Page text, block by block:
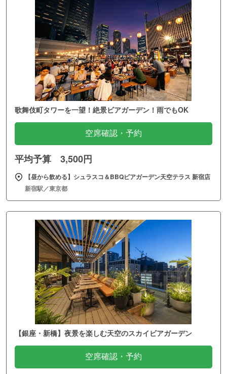
歌舞伎町タワーを一望！絶景ビアガーデン！雨でもOK
空席確認・予約
平均予算 3,500円
【昼から飲める】シュラスコ＆BBQビアガーデン天空テラス 新宿店
新宿駅／東京都
【銀座・新橋】夜景を楽しむ天空のスカイビアガーデン
空席確認・予約